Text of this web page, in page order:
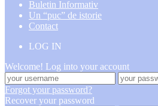
Buletin Informativ
Un “puc” de istorie
Contact
LOG IN
Welcome! Log into your account
Forgot your password?
Recover your password